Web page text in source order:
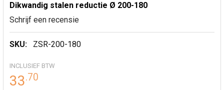
Dikwandig stalen reductie Ø 200-180
Schrijf een recensie
SKU: ZSR-200-180
INCLUSIEF BTW
33.70